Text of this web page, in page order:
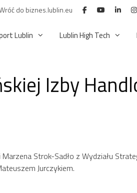
do biznes.lublin.eu
Lublin Lublin High Tech
Izby
Strok-Sadło z Wydziału
Jurczykiem.